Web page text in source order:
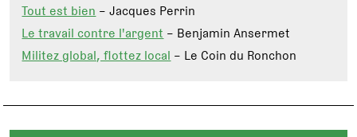
Tout est bien– Jacques Perrin
Le travail contre l'argent– Benjamin Ansermet
Militez global, flottez local– Le Coin du Ronchon